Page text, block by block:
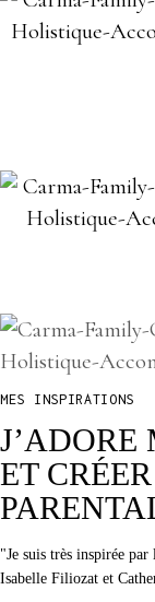
MES INSPIRATIONS
J’ADORE
ET
"Je suis très inspirée
Isabelle Filiozat et